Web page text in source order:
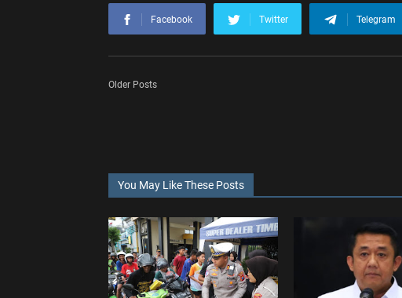
Facebook Twitter Telegram
Older Posts
You May Like These Posts